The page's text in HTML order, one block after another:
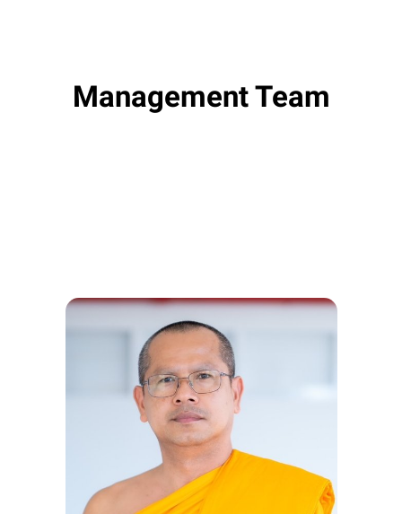
Management Team